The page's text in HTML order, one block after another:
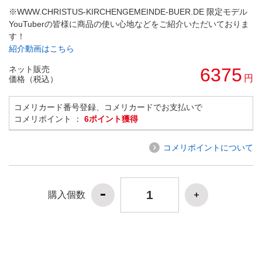
※WWW.CHRISTUS-KIRCHENGEMEINDE-BUER.DE 限定モデル
YouTuberの皆様に商品の使い心地などをご紹介いただいておりま
す！
紹介動画はこちら
ネット販売
価格（税込）
6375 円
コメリカード番号登録、コメリカードでお支払いで
コメリポイント ： 6ポイント獲得
コメリポイントについて
購入個数